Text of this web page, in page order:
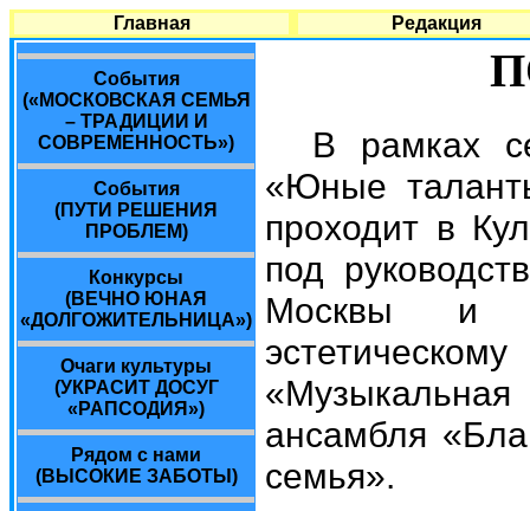
Главная Редакция
События
(«МОСКОВСКАЯ СЕМЬЯ
– ТРАДИЦИИ И
СОВРЕМЕННОСТЬ»)
События
(ПУТИ РЕШЕНИЯ
ПРОБЛЕМ)
Конкурсы
(ВЕЧНО ЮНАЯ
«ДОЛГОЖИТЕЛЬНИЦА»)
Очаги культуры
(УКРАСИТ ДОСУГ
«РАПСОДИЯ»)
Рядом с нами
(ВЫСОКИЕ ЗАБОТЫ)
В рамках
«Юные
проходит в
под
Москвы и
«Музыкальная
ансамбля
семья».